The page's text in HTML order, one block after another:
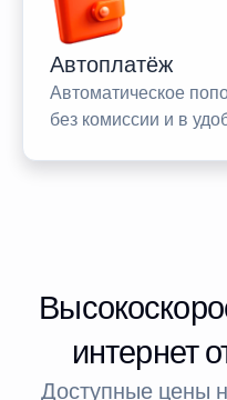
Автоплатёж
Автоматическое
без комиссии и в
интернет
Доступные цены